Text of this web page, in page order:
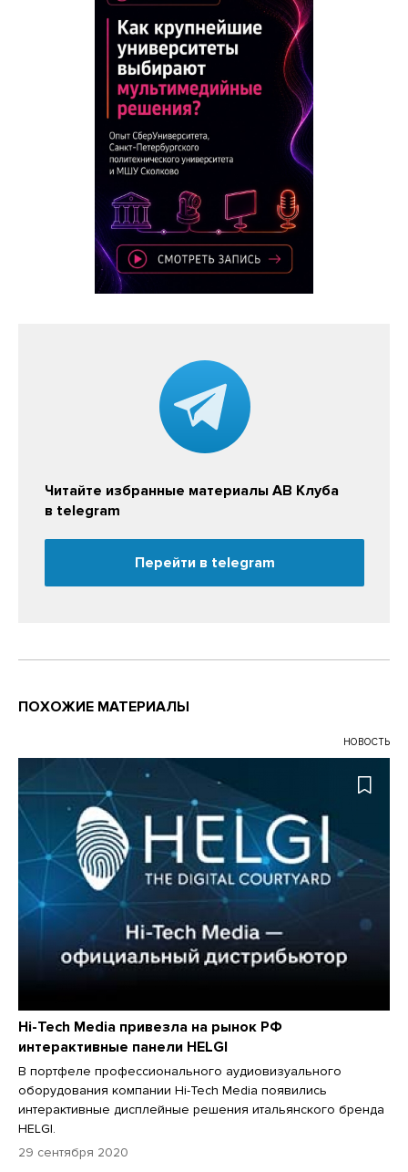
Читайте избранные материалы АВ Клуба
в telegram
Перейти в telegram
ПОХОЖИЕ МАТЕРИАЛЫ
НОВОСТЬ
Hi-Tech Media привезла на рынок РФ
интерактивные панели HELGI
В портфеле профессионального аудиовизуального
оборудования компании Hi-Tech Media появились
интерактивные дисплейные решения итальянского бренда
HELGI.
29 сентября 2020